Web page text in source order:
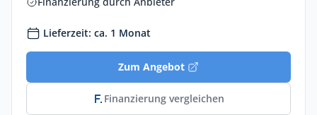
Lieferzeit: ca. 1 Monat
Zum Angebot
Finanzierung vergleichen